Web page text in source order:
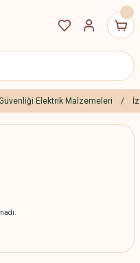
Elektrik Malzemeleri